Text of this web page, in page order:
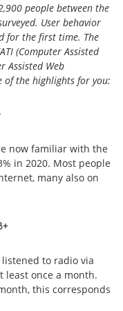
people between the
User behavior
for the first time. The
(Computer Assisted
Assisted Web
of the highlights for you:
now familiar with the
in 2020. Most people
many also on
to radio via
least once a month.
this corresponds